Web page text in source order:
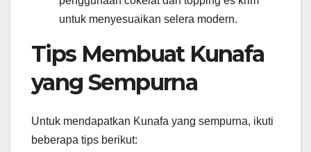
untuk menyesuaikan selera modern.
Tips Membuat Kunafa
yang Sempurna
Untuk mendapatkan Kunafa yang sempurna, ikuti
beberapa tips berikut: